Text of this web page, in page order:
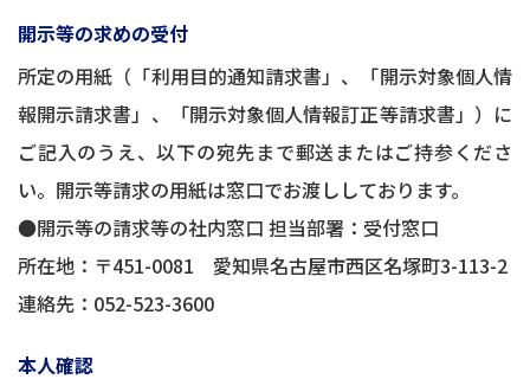
開示等の求めの受付
所定の用紙（「利用目的通知請求書」、「開示対象個人情
報開示請求書」、「開示対象個人情報訂正等請求書」）に
ご記入のうえ、以下の宛先まで郵送またはご持参くださ
い。開示等請求の用紙は窓口でお渡ししております。
●開示等の請求等の社内窓口 担当部署：受付窓口
所在地：〒451-0081 愛知県名古屋市西区名塚町3-113-2
連絡先： 052-523-3600
本人確認